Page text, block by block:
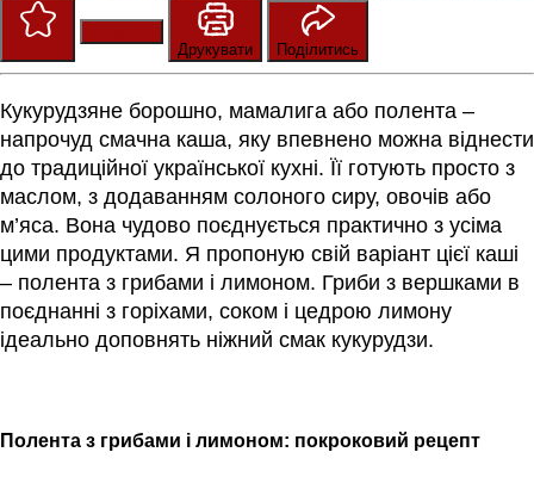
Друкувати
Поділитись
Кукурудзяне борошно, мамалига або полента –
напрочуд смачна каша, яку впевнено можна віднести
до традиційної української кухні. Її готують просто з
маслом, з додаванням солоного сиру, овочів або
м’яса. Вона чудово поєднується практично з усіма
цими продуктами. Я пропоную свій варіант цієї каші
– полента з грибами і лимоном. Гриби з вершками в
поєднанні з горіхами, соком і цедрою лимону
ідеально доповнять ніжний смак кукурудзи.
Полента з грибами і лимоном: покроковий рецепт